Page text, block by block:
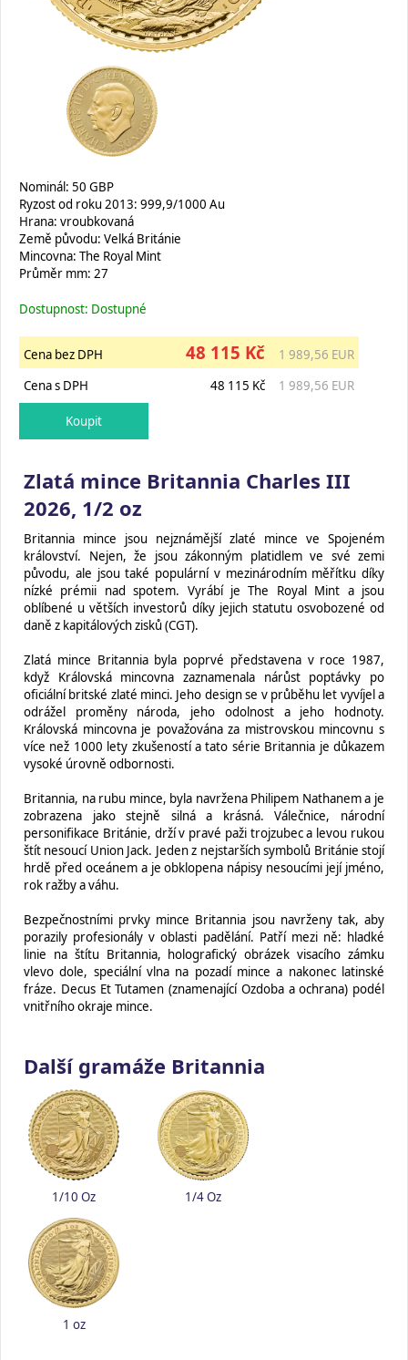
Nominál: 50 GBP
Ryzost od roku 2013: 999,9/1000 Au
Hrana: vroubkovaná
Země původu: Velká Británie
Mincovna: The Royal Mint
Průměr mm: 27
Dostupnost: Dostupné
Cena bez DPH 48 115 Kč
1 989,56 EUR
Cena s DPH
48 115 Kč 1 989,56 EUR
Zlatá mince Britannia Charles III
2026, 1/2 oz
Britannia mince jsou nejznámější zlaté mince ve Spojeném
království. Nejen, že jsou zákonným platidlem ve své zemi
původu, ale jsou také populární v mezinárodním měřítku díky
nízké prémii nad spotem. Vyrábí je The Royal Mint a jsou
oblíbené u větších investorů díky jejich statutu osvobozené od
daně z kapitálových zisků (CGT).
Zlatá mince Britannia byla poprvé představena v roce 1987,
když Královská mincovna zaznamenala nárůst poptávky po
oficiální britské zlaté minci. Jeho design se v průběhu let vyvíjel a
odrážel proměny národa, jeho odolnost a jeho hodnoty.
Královská mincovna je považována za mistrovskou mincovnu s
více než 1000 lety zkušeností a tato série Britannia je důkazem
vysoké úrovně odbornosti.
Britannia, na rubu mince, byla navržena Philipem Nathanem a je
zobrazena jako stejně silná a krásná. Válečnice, národní
personifikace Británie, drží v pravé paži trojzubec a levou rukou
štít nesoucí Union Jack. Jeden z nejstarších symbolů Británie stojí
hrdě před oceánem a je obklopena nápisy nesoucími její jméno,
rok ražby a váhu.
Bezpečnostními prvky mince Britannia jsou navrženy tak, aby
porazily profesionály v oblasti padělání. Patří mezi ně: hladké
linie na štítu Britannia, holografický obrázek visacího zámku
vlevo dole, speciální vlna na pozadí mince a nakonec latinské
fráze. Decus Et Tutamen (znamenající Ozdoba a ochrana) podél
vnitřního okraje mince.
Další gramáže Britannia
1/10 Oz 1/4 Oz
1 oz